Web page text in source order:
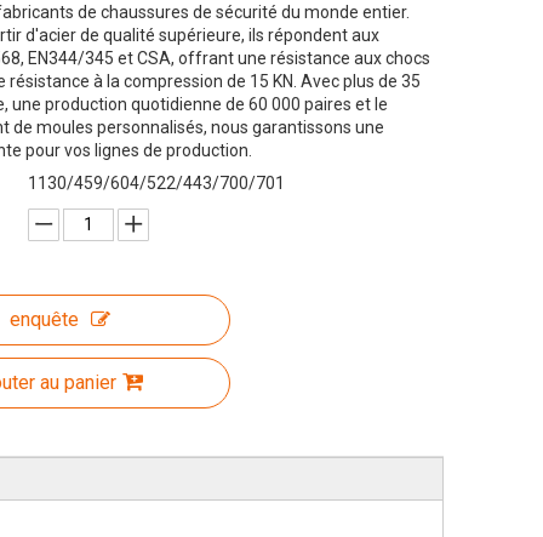
de chaussures de sécurité du monde entier.
d'acier de qualité supérieure, ils répondent aux
EN344/345 et CSA, offrant une résistance aux chocs
résistance à la compression de 15 KN. Avec plus de 35
une production quotidienne de 60 000 paires et le
de moules personnalisés, nous garantissons une
pour vos lignes de production.
1130/459/604/522/443/700/701
enquête
au panier